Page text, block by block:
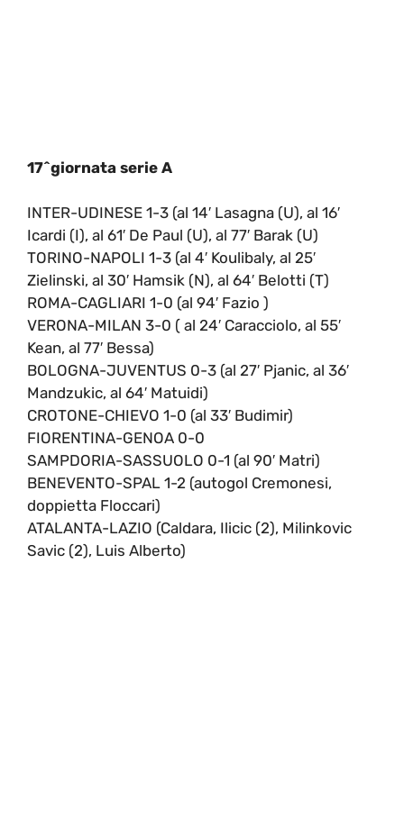
17^giornata serie A
INTER-UDINESE 1-3 (al 14′ Lasagna (U), al 16′
Icardi (I), al 61′ De Paul (U), al 77′ Barak (U)
TORINO-NAPOLI 1-3 (al 4′ Koulibaly, al 25′
Zielinski, al 30′ Hamsik (N), al 64′ Belotti (T)
ROMA-CAGLIARI 1-0 (al 94′ Fazio )
VERONA-MILAN 3-0 ( al 24′ Caracciolo, al 55′
Kean, al 77′ Bessa)
BOLOGNA-JUVENTUS 0-3 (al 27′ Pjanic, al 36′
Mandzukic, al 64′ Matuidi)
CROTONE-CHIEVO 1-0 (al 33′ Budimir)
FIORENTINA-GENOA 0-0
SAMPDORIA-SASSUOLO 0-1 (al 90′ Matri)
BENEVENTO-SPAL 1-2 (autogol Cremonesi,
doppietta Floccari)
ATALANTA-LAZIO (Caldara, Ilicic (2), Milinkovic
Savic (2), Luis Alberto)